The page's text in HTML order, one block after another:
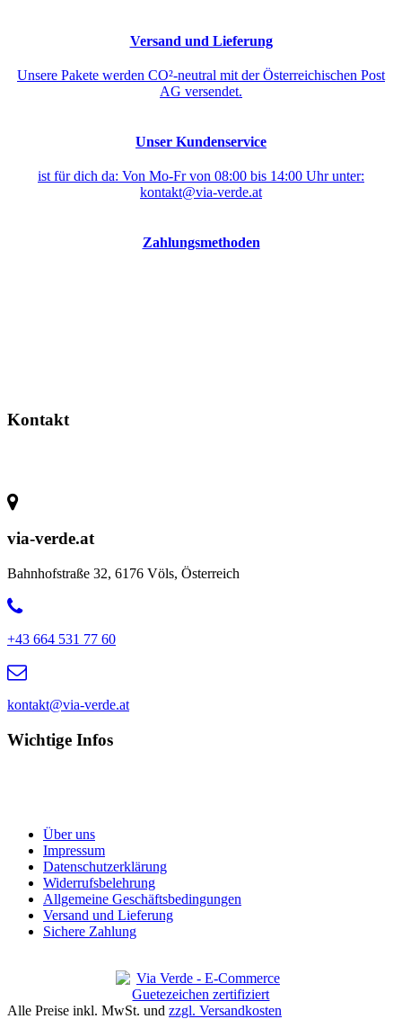
Versand und Lieferung
Unsere Pakete werden CO²-neutral mit der Österreichischen Post
AG versendet.
Unser Kundenservice
ist für dich da: Von Mo-Fr von 08:00 bis 14:00 Uhr unter:
kontakt@via-verde.at
Zahlungsmethoden
Kontakt
via-verde.at
Bahnhofstraße 32, 6176 Völs, Österreich
+43 664 531 77 60
kontakt@via-verde.at
Wichtige Infos
Über uns
Impressum
Datenschutzerklärung
Widerrufsbelehrung
Allgemeine Geschäftsbedingungen
Versand und Lieferung
Sichere Zahlung
Alle Preise inkl. MwSt. und zzgl. Versandkosten